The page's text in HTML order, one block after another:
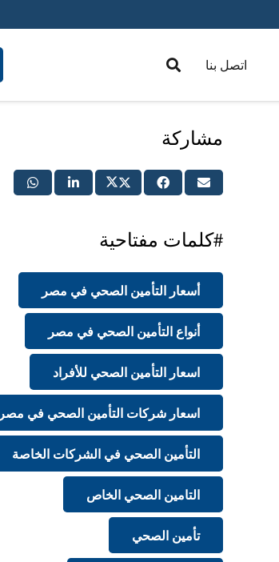
اتصل بنا
مشاركة
#كلمات مفتاحية
أسعار التأمين الصحي في مصر
أنواع التأمين الصحي في مصر
اسعار التأمين الصحي للأفراد
اسعار شركات التأمين الصحي في مصر
التأمين الصحي في الشركات الخاصة
التامين الصحي الخاص
تأمين الصحي